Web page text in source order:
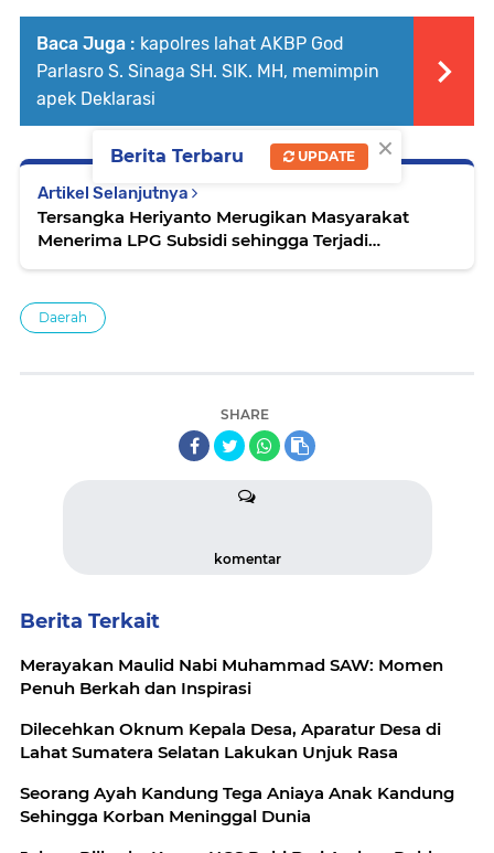
Baca Juga : kapolres lahat AKBP God
Parlasro S. Sinaga SH. SIK. MH, memimpin
apek Deklarasi
Artikel Selanjutnya
Tersangka Heriyanto Merugikan Masyarakat
Menerima LPG Subsidi sehingga Terjadi
Daerah
SHARE
komentar
Berita Terkait
Merayakan Maulid Nabi Muhammad SAW: Momen
Penuh Berkah dan Inspirasi
Dilecehkan Oknum Kepala Desa, Aparatur Desa di
Lahat Sumatera Selatan Lakukan Unjuk Rasa
Seorang Ayah Kandung Tega Aniaya Anak Kandung
Sehingga Korban Meninggal Dunia
×
Berita Terbaru UPDATE